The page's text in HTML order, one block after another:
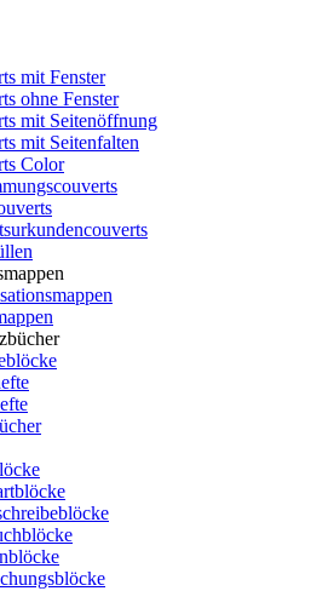
mit Fenster
ohne Fenster
mit Seitenöffnung
mit Seitenfalten
Color